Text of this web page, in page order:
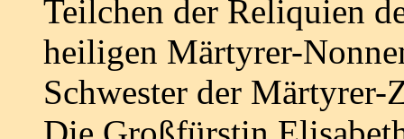
Teilchen der Reliquien
heiligen Märtyrer-
Schwester der